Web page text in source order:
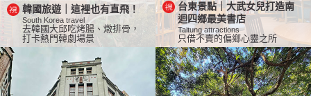
韓國旅遊｜這裡也有直飛！
South Korea travel
去韓國大邱吃烤腸、燉排骨，
打卡熱門韓劇場景
台東景點｜大武女兒打造南
迴四鄉最美書店
Taitung attractions
只借不賣的偏鄉心靈之所